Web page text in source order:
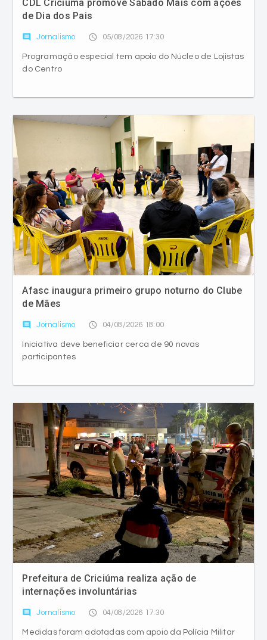
CDL Criciúma promove Sábado Mais com ações
de Dia dos Pais
comment Jornalismo access_time 05/08/2026 17:30
Programação especial tem apoio do Núcleo de Lojistas
do Centro
Afasc inaugura primeiro grupo noturno do Clube
de Mães
comment Jornalismo access_time 04/08/2026 18:00
Iniciativa deve beneficiar cerca de 90 novas
participantes
Prefeitura de Criciúma realiza ação de
internações involuntárias
comment Jornalismo access_time 04/08/2026 17:30
Medidas foram adotadas com apoio da Polícia Militar